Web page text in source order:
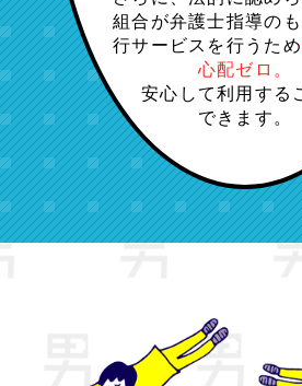
組合が弁護士指導の
行サービスを行うため
心配ゼロ。
安心して利用する
できます。